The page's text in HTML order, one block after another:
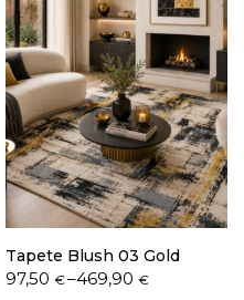
Tapete Blush 03 Gold
97,50 €–469,90 €
Price